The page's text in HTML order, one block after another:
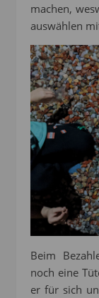
machen,
auswählen
Beim
noch eine
er für sich